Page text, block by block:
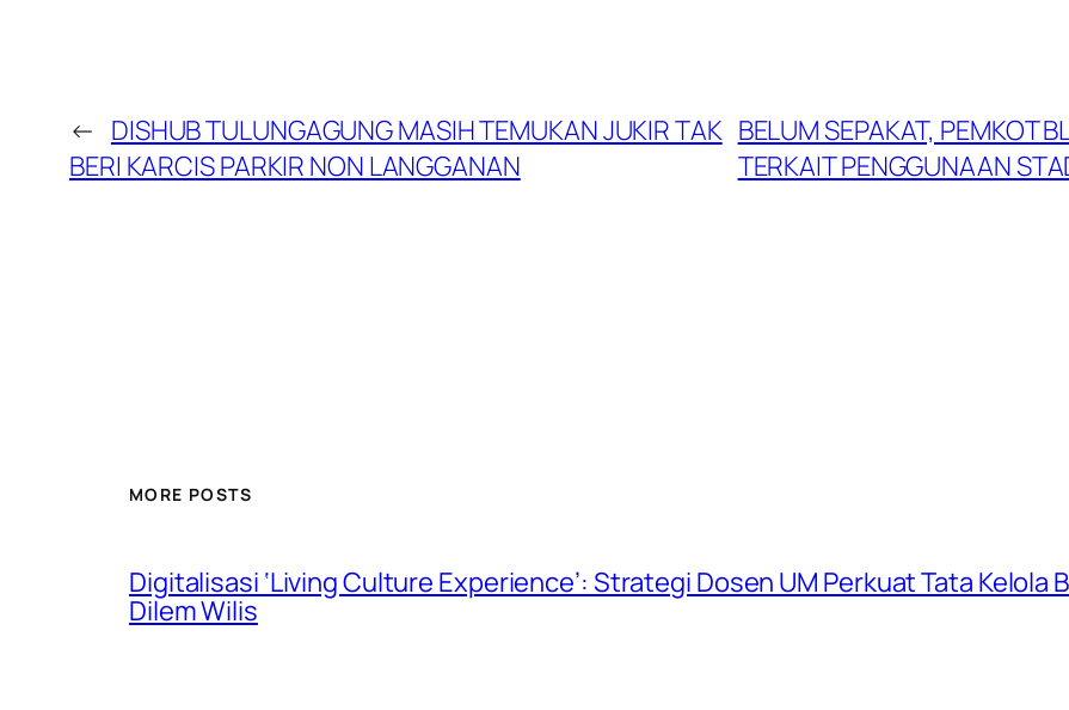
← DISHUB TULUNGAGUNG MASIH TEMUKAN JUKIR TAK
BERI KARCIS PARKIR NON LANGGANAN
BELUM SEPAKAT, PEMKOT
TERKAIT PENGGUNAAN
MORE POSTS
Digitalisasi ‘Living Culture Experience’: Strategi Dosen UM Perkuat Tata Kelola
Dilem Wilis